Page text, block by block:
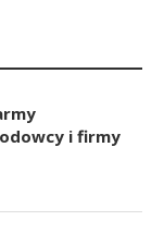
i firmy